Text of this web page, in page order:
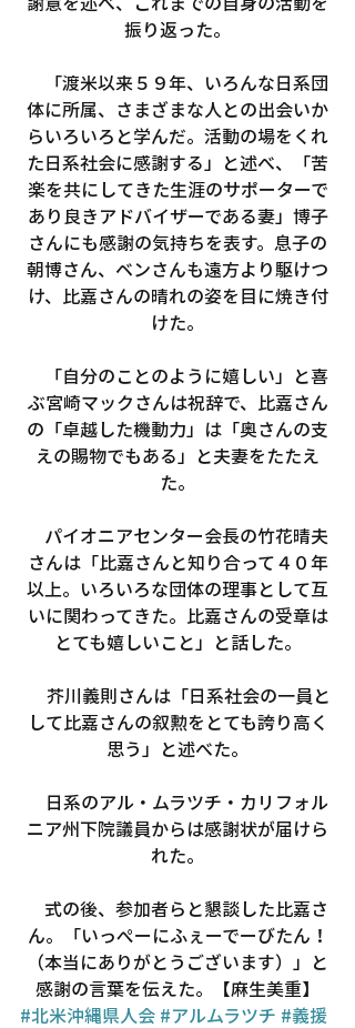
振り返った。
「渡米以来５９年、いろんな日系団
体に所属、さまざまな人との出会いか
らいろいろと学んだ。活動の場をくれ
た日系社会に感謝する」と述べ、「苦
楽を共にしてきた生涯のサポーターで
あり良きアドバイザーである妻」博子
さんにも感謝の気持ちを表す。息子の
朝博さん、ベンさんも遠方より駆けつ
け、比嘉さんの晴れの姿を目に焼き付
けた。
「自分のことのように嬉しい」と喜
ぶ宮崎マックさんは祝辞で、比嘉さん
の「卓越した機動力」は「奥さんの支
えの賜物でもある」と夫妻をたたえ
た。
パイオニアセンター会長の竹花晴夫
さんは「比嘉さんと知り合って４０年
以上。いろいろな団体の理事として互
いに関わってきた。比嘉さんの受章は
とても嬉しいこと」と話した。
芥川義則さんは「日系社会の一員と
して比嘉さんの叙勲をとても誇り高く
思う」と述べた。
日系のアル・ムラツチ・カリフォル
ニア州下院議員からは感謝状が届けら
れた。
式の後、参加者らと懇談した比嘉さ
ん。「いっぺーにふぇーでーびたん！
（本当にありがとうございます）」と
感謝の言葉を伝えた。【麻生美重】
#北米沖縄県人会 #アルムラツチ #義援